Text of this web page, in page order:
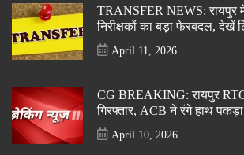
TRANSFER NEWS: रायपुर
निरीक्षकों का बड़ा फेरबदल, देखें
April 11, 2026
CG BREAKING: रायपुर
गिरफ्तार, ACB ने रंगे हाथ पकड़ा
April 10, 2026